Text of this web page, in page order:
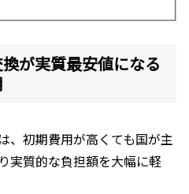
が実質最安値になる
、初期費用が高くても国が主
実質的な負担額を大幅に軽